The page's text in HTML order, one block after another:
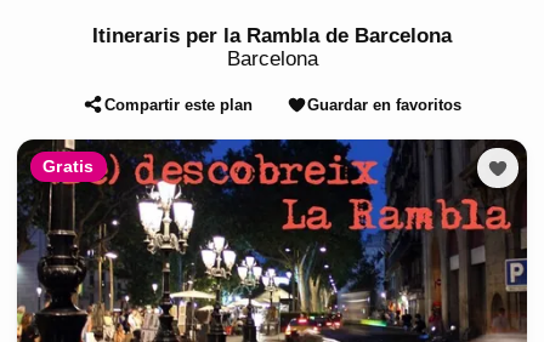
Itineraris per la Rambla de Barcelona
Barcelona
Compartir este plan Guardar en favoritos
Gratis